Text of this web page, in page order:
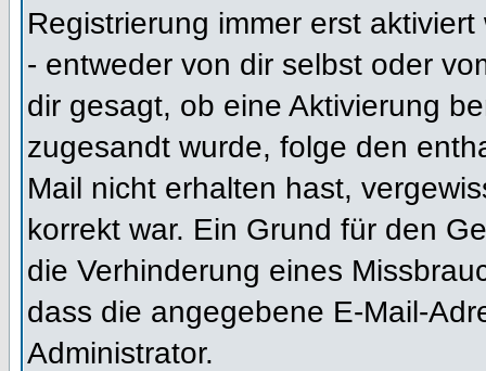
Registrierung immer erst
- entweder von dir selbst oder
dir gesagt, ob eine Aktivierung
zugesandt wurde, folge den
Mail nicht erhalten hast,
korrekt war. Ein Grund für den
die Verhinderung eines
dass die angegebene E-Mail-
Administrator.